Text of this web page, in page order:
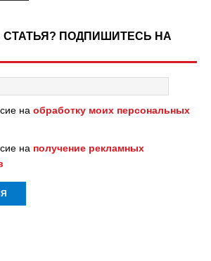
ПОДПИШИТЕСЬ НА
на обработку моих персональных
на получение рекламных